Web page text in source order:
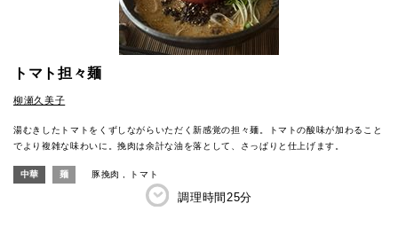
トマト担々麺
柳瀬久美子
湯むきしたトマトをくずしながらいただく新感覚の担々麺。トマトの酸味が加わること
でより複雑な味わいに。挽肉は余計な油を落として、さっぱりと仕上げます。
中華 麺 豚挽肉 トマト
調理時間25分